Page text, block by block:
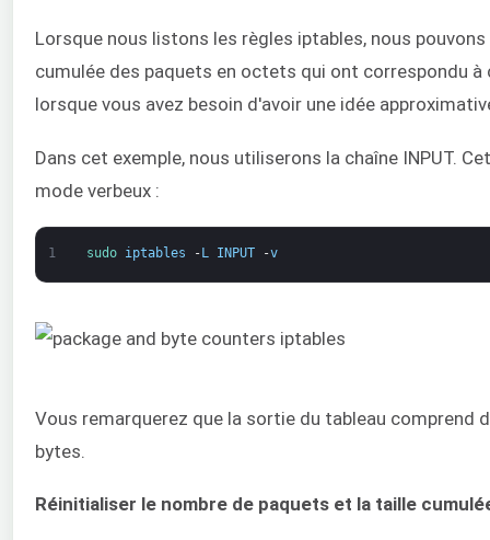
Lorsque nous listons les règles iptables, nous
cumulée des paquets en octets qui ont correspondu
lorsque vous avez besoin d'avoir une idée
Dans cet exemple, nous utiliserons la chaîne INPUT.
mode verbeux :
1 sudo iptables - L INPUT -v
Vous remarquerez que la sortie du tableau comprend
bytes.
Réinitialiser le nombre de paquets et la taille